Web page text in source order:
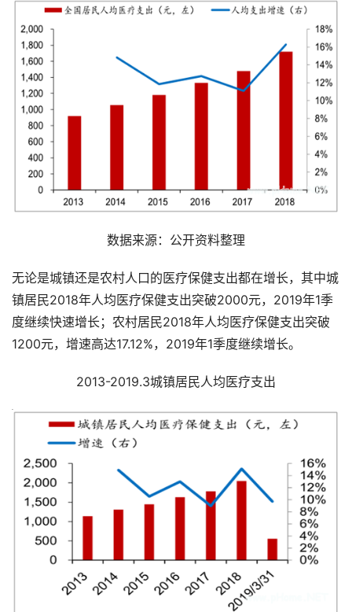
数据来源：公开资料整理
无论是城镇还是农村人口的医疗保健支出都在增长，其中城
镇居民2018年人均医疗保健支出突破2000元，2019年1季
度继续快速增长；农村居民2018年人均医疗保健支出突破
1200元，增速高达17.12%，2019年1季度继续增长。
2013-2019.3城镇居民人均医疗支出